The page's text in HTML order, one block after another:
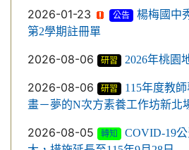
2026-01-23 公告
楊梅國中
第2學期註冊單
2026-08-06 研習 2026年桃園
2026-08-06 研習
115年度教
畫－夢的N次方素養工作坊新北
2026-08-05 轉知
COVID-19